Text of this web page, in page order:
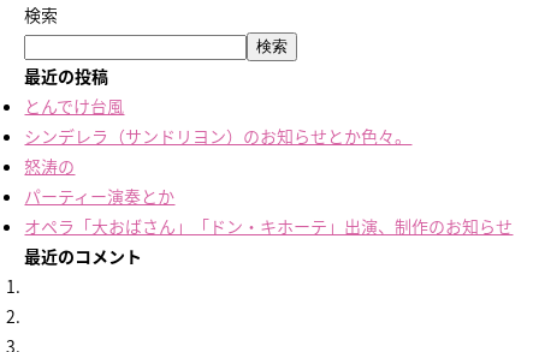
検索
検索
最近の投稿
とんでけ台風
シンデレラ（サンドリヨン）のお知らせとか色々。
怒涛の
パーティー演奏とか
オペラ「大おばさん」「ドン・キホーテ」出演、制作のお知らせ
最近のコメント